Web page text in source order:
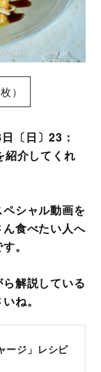
）
〔日〕23：
紹介してくれ
シャル動画を
食べたい人へ
。
解説している
ね。
ージ」レシピ